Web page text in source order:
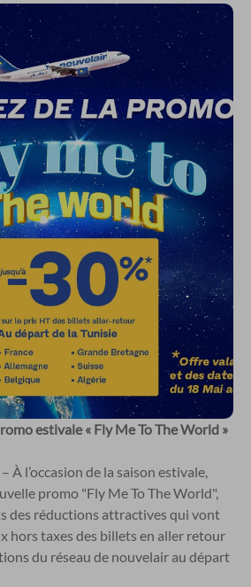
estivale « Fly Me To The World »
– À l’occasion de la saison estivale,
promo "Fly Me To The World",
des réductions attractives qui vont
hors taxes des billets en aller retour
du réseau de nouvelair au départ